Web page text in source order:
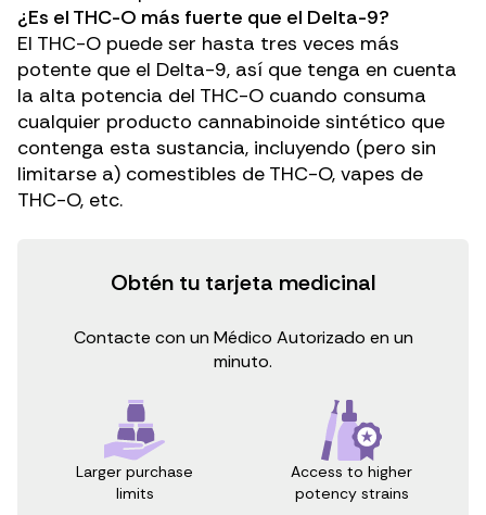
¿Es el THC-O más fuerte que el Delta-9?
El THC-O puede ser hasta tres veces más
potente que el Delta-9, así que tenga en cuenta
la alta potencia del THC-O cuando consuma
cualquier producto cannabinoide sintético que
contenga esta sustancia, incluyendo (pero sin
limitarse a) comestibles de THC-O, vapes de
THC-O, etc.
Obtén tu tarjeta medicinal
Contacte con un Médico Autorizado en un
minuto.
Larger purchase
limits
Access to higher
potency strains